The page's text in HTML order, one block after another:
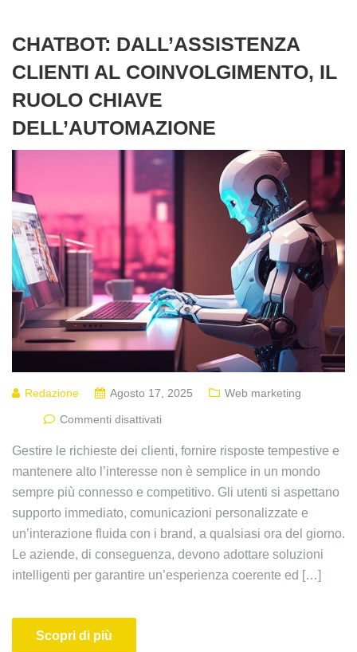
CHATBOT: DALL’ASSISTENZA
CLIENTI AL COINVOLGIMENTO, IL
RUOLO CHIAVE
DELL’AUTOMAZIONE
Redazione Agosto 17, 2025 Web marketing
Commenti disattivati
Gestire le richieste dei clienti, fornire risposte tempestive e
mantenere alto l’interesse non è semplice in un mondo
sempre più connesso e competitivo. Gli utenti si aspettano
supporto immediato, comunicazioni personalizzate e
un’interazione fluida con i brand, a qualsiasi ora del giorno.
Le aziende, di conseguenza, devono adottare soluzioni
intelligenti per garantire un’esperienza coerente ed […]
Scopri di più